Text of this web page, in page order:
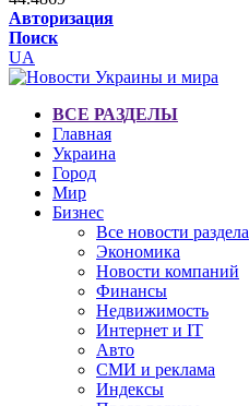
Авторизация
Поиск
UA
ВСЕ РАЗДЕЛЫ
Главная
Украина
Город
Мир
Бизнес
Все новости раздела
Экономика
Новости компаний
Финансы
Недвижимость
Интернет и IT
Авто
СМИ и реклама
Индексы